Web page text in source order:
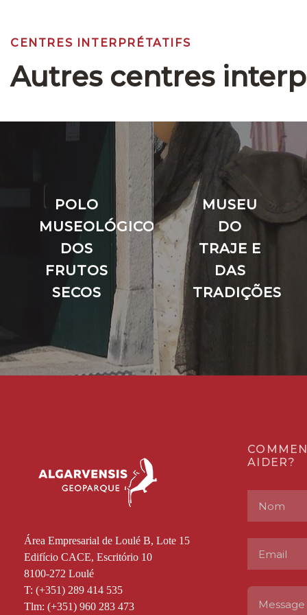
CENTRES INTERPRÉTATIFS
Autres centres
POLO
MUSEOLÓGICO
DOS
FRUTOS
SECOS
MUSEU
DO
TRAJE E
DAS
TRADIÇÕES
Área Empresarial de Loulé B, Lote 15
Edifício CACE, Escritório 10
8100-272 Loulé
T: (+351) 289 414 535
Tlm: (+351) 960 283 473
AIDER?